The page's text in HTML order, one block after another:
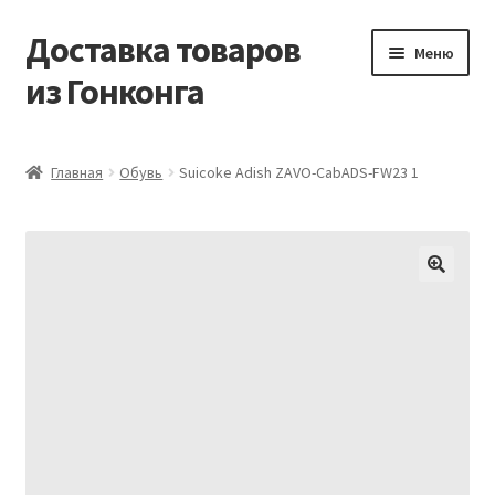
Перейти
к
навигации
Перейти
к
содержимому
Доставка товаров
из Гонконга
Меню
Главная Обувь Suicoke Adish ZAVO-CabADS-FW23 1